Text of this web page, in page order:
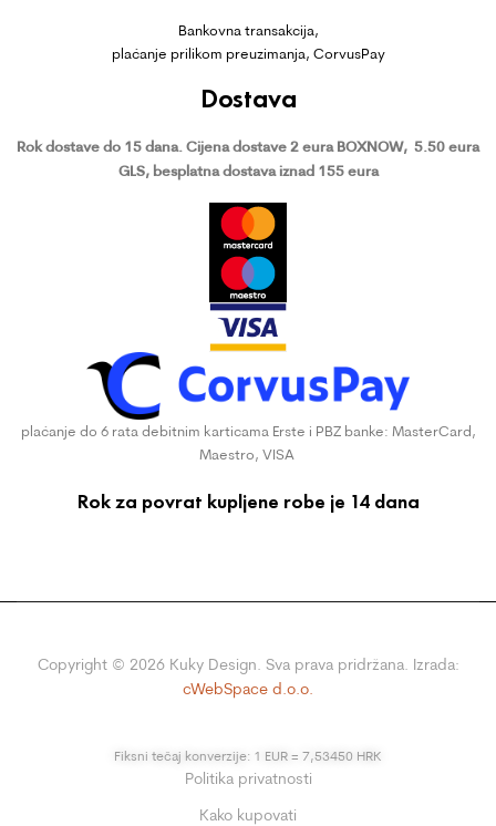
Bankovna transakcija,
plaćanje prilikom preuzimanja, CorvusPay
Dostava
Rok dostave do 15 dana. Cijena dostave 2 eura BOXNOW, 5.50 eura
GLS, besplatna dostava iznad 155 eura
plaćanje do 6 rata debitnim karticama Erste i PBZ banke: MasterCard,
Maestro, VISA
Rok za povrat kupljene robe je 14 dana
Copyright © 2026Kuky Design. Sva prava pridržana. Izrada:
cWebSpace d.o.o.
Fiksni tečaj konverzije: 1 EUR = 7,53450 HRK
Politika privatnosti
Kako kupovati